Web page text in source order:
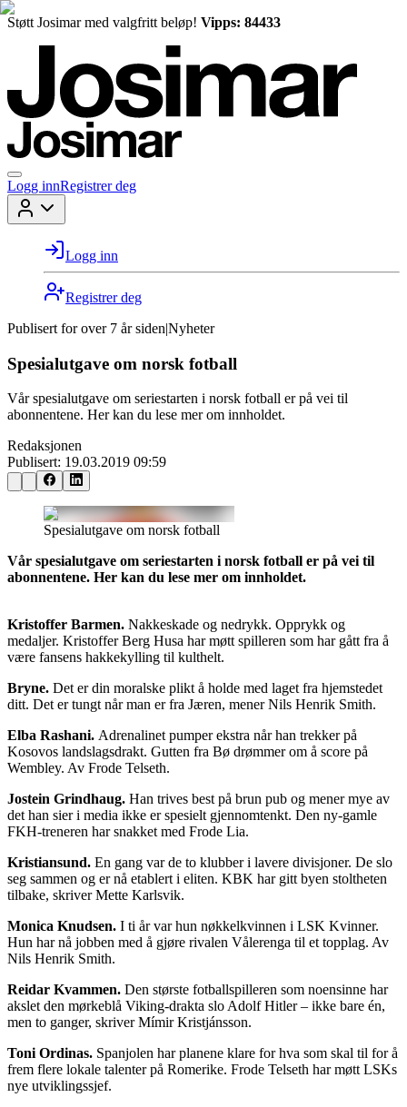
Støtt Josimar med valgfritt beløp! Vipps: 84433
Logg innRegistrer deg
Logg inn
Registrer deg
Publisert for over 7 år siden|Nyheter
Spesialutgave om norsk fotball
Vår spesialutgave om seriestarten i norsk fotball er på vei til
abonnentene. Her kan du lese mer om innholdet.
Redaksjonen
Publisert: 19.03.2019 09:59
Spesialutgave om norsk fotball
Vår spesialutgave om seriestarten i norsk fotball er på vei til
abonnentene. Her kan du lese mer om innholdet.
Kristoffer Barmen. Nakkeskade og nedrykk. Opprykk og
medaljer. Kristoffer Berg Husa har møtt spilleren som har gått fra å
være fansens hakkekylling til kulthelt.
Bryne. Det er din moralske plikt å holde med laget fra hjemstedet
ditt. Det er tungt når man er fra Jæren, mener Nils Henrik Smith.
Elba Rashani. Adrenalinet pumper ekstra når han trekker på
Kosovos landslagsdrakt. Gutten fra Bø drømmer om å score på
Wembley. Av Frode Telseth.
Jostein Grindhaug. Han trives best på brun pub og mener mye av
det han sier i media ikke er spesielt gjennomtenkt. Den ny-gamle
FKH-treneren har snakket med Frode Lia.
Kristiansund. En gang var de to klubber i lavere divisjoner. De slo
seg sammen og er nå etablert i eliten. KBK har gitt byen stoltheten
tilbake, skriver Mette Karlsvik.
Monica Knudsen. I ti år var hun nøkkelkvinnen i LSK Kvinner.
Hun har nå jobben med å gjøre rivalen Vålerenga til et topplag. Av
Nils Henrik Smith.
Reidar Kvammen. Den største fotballspilleren som noensinne har
akslet den mørkeblå Viking-drakta slo Adolf Hitler – ikke bare én,
men to ganger, skriver Mímir Kristjánsson.
Toni Ordinas. Spanjolen har planene klare for hva som skal til for å
frem flere lokale talenter på Romerike. Frode Telseth har møtt LSKs
nye utviklingssjef.